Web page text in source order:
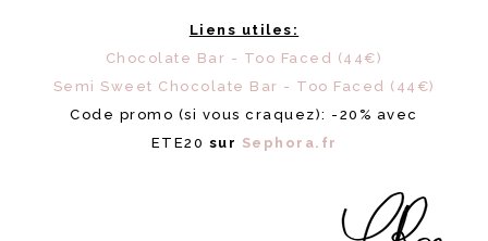
Liens utiles:
Chocolate Bar - Too Faced (44€)
Semi Sweet Chocolate Bar - Too Faced (44€)
Code promo (si vous craquez): -20% avec
ETE20 sur Sephora.fr